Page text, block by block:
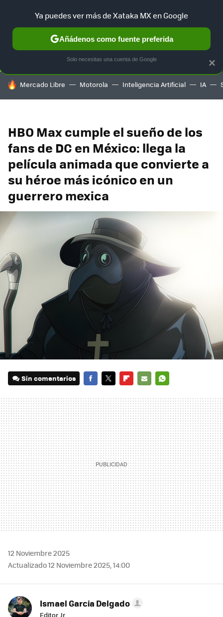
SELECCIÓN GAMING HOME AUTO TERRITORIO
HOY SE HABLA DE
Mercado Libre Motorola Inteligencia Artificial IA
HBO Max cumple el sueño de los
fans de DC en México: llega la
película animada que convierte a
su héroe más icónico en un
guerrero mexica
Sin comentarios
MAIL
12 Noviembre 2025
Actualizado 12 Noviembre 2025, 14:00
Ismael Garcia Delgado
Editor Jr
×
Ya puedes ver más de Xataka MX en Google
Añádenos como fuente preferida
Solo necesitas una cuenta de Google